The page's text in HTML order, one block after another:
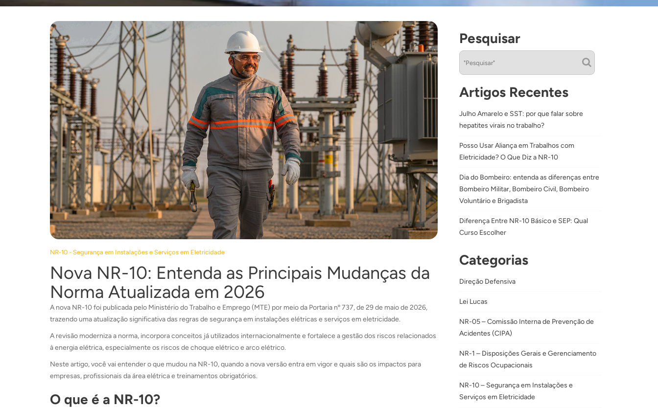
NR-10 - Segurança em Instalações e Serviços em Eletricidade
Nova NR-10: Entenda as Principais Mudanças da
Norma Atualizada em 2026
A nova NR-10 foi publicada pelo Ministério do Trabalho e Emprego (MTE) por meio da Portaria nº 737, de 29 de maio de 2026,
trazendo uma atualização significativa das regras de segurança em instalações elétricas e serviços em eletricidade.
A revisão moderniza a norma, incorpora conceitos já utilizados internacionalmente e fortalece a gestão dos riscos relacionados
à energia elétrica, especialmente os riscos de choque elétrico e arco elétrico.
Neste artigo, você vai entender o que mudou na NR-10, quando a nova versão entra em vigor e quais são os impactos para
empresas, profissionais da área elétrica e treinamentos obrigatórios.
O que é a NR-10?
Pesquisar
Artigos Recentes
Julho Amarelo e SST: por que falar sobre
hepatites virais no trabalho?
Posso Usar Aliança em Trabalhos com
Eletricidade? O Que Diz a NR-10
Dia do Bombeiro: entenda as diferenças entre
Bombeiro Militar, Bombeiro Civil, Bombeiro
Voluntário e Brigadista
Diferença Entre NR-10 Básico e SEP: Qual
Curso Escolher
Categorias
Direção Defensiva
Lei Lucas
NR-05 – Comissão Interna de Prevenção de
Acidentes (CIPA)
NR-1 – Disposições Gerais e Gerenciamento
de Riscos Ocupacionais
NR-10 – Segurança em Instalações e
Serviços em Eletricidade